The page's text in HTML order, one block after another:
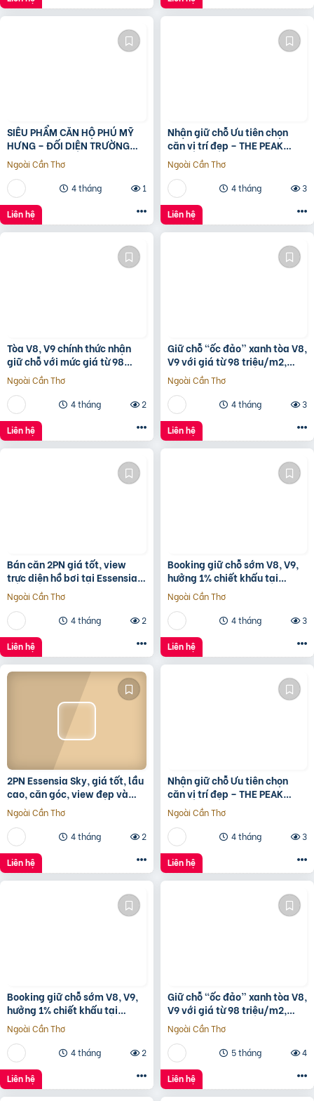
SIÊU PHẨM CĂN HỘ PHÚ MỸ
HƯNG – ĐỐI DIỆN TRƯỜNG
ĐINH THIỆN LÝ – DT 95M2 –
GIÁ 9. x TỶ.
Ngoài Cần Thơ
4 tháng
1
Liên hệ
Nhận giữ chỗ Ưu tiên chọn
căn vị trí đẹp – THE PEAK
GARDEN của Hưng Lộc Phát
Ngoài Cần Thơ
4 tháng
3
Liên hệ
Tòa V8, V9 chính thức nhận
giữ chỗ với mức giá từ 98
triệu/m2, 1% early bird tại
Sunshine Sky City
Ngoài Cần Thơ
4 tháng
2
Liên hệ
Giữ chỗ “ốc đảo” xanh tòa V8,
V9 với giá từ 98 triệu/m2,
hưởng 1% chiết khấu booking
sớm tại
Ngoài Cần Thơ
4 tháng
3
Liên hệ
Bán căn 2PN giá tốt, view
trực diện hồ bơi tại Essensia
Sky với giá chỉ 5,6 tỷ
Ngoài Cần Thơ
4 tháng
2
Liên hệ
Booking giữ chỗ sớm V8, V9,
hưởng 1% chiết khấu tại
Sunshine Sky City để đón đầu
hạ tầng phát triển
Ngoài Cần Thơ
4 tháng
3
Liên hệ
2PN Essensia Sky, giá tốt, lầu
cao, căn góc, view đẹp và
thoáng giá chỉ 6 tỷ 780 chưa
KPBTthích hợp
Ngoài Cần Thơ
4 tháng
2
Liên hệ
Nhận giữ chỗ Ưu tiên chọn
căn vị trí đẹp – THE PEAK
GARDEN của Hưng Lộc Phát
Ngoài Cần Thơ
4 tháng
3
Liên hệ
Booking giữ chỗ sớm V8, V9,
hưởng 1% chiết khấu tại
Sunshine Sky City để đón đầu
hạ tầng phát triển
Ngoài Cần Thơ
4 tháng
2
Liên hệ
Giữ chỗ “ốc đảo” xanh tòa V8,
V9 với giá từ 98 triệu/m2,
hưởng 1% chiết khấu booking
sớm tại
Ngoài Cần Thơ
5 tháng
4
Liên hệ